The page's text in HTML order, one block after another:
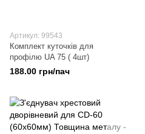
Артикул: 99543
Комплект куточків для
профілю UA 75 ( 4шт)
188.00 грн/пач